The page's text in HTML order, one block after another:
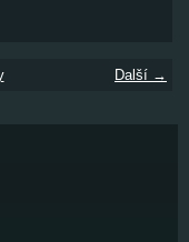
Další →